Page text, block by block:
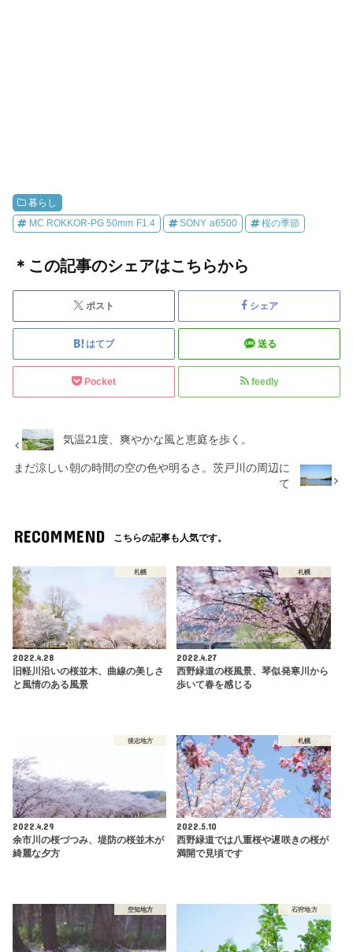
暮らし
MC ROKKOR-PG 50mm F1.4 SONY a6500 桜の季節
＊この記事のシェアはこちらから
ポスト シェア
はてブ 送る
Pocket feedly
気温21度、爽やかな風と恵庭を歩く。
まだ涼しい朝の時間の空の色や明るさ。茨戸川の周辺に
て
RECOMMEND こちらの記事も人気です。
札幌
2022.4.28
旧軽川沿いの桜並木、曲線の美しさ
と風情のある風景
札幌
2022.4.27
西野緑道の桜風景、琴似発寒川から
歩いて春を感じる
後志地方
2022.4.29
余市川の桜づつみ、堤防の桜並木が
綺麗な夕方
札幌
2022.5.10
西野緑道では八重桜や遅咲きの桜が
満開で見頃です
空知地方 石狩地方